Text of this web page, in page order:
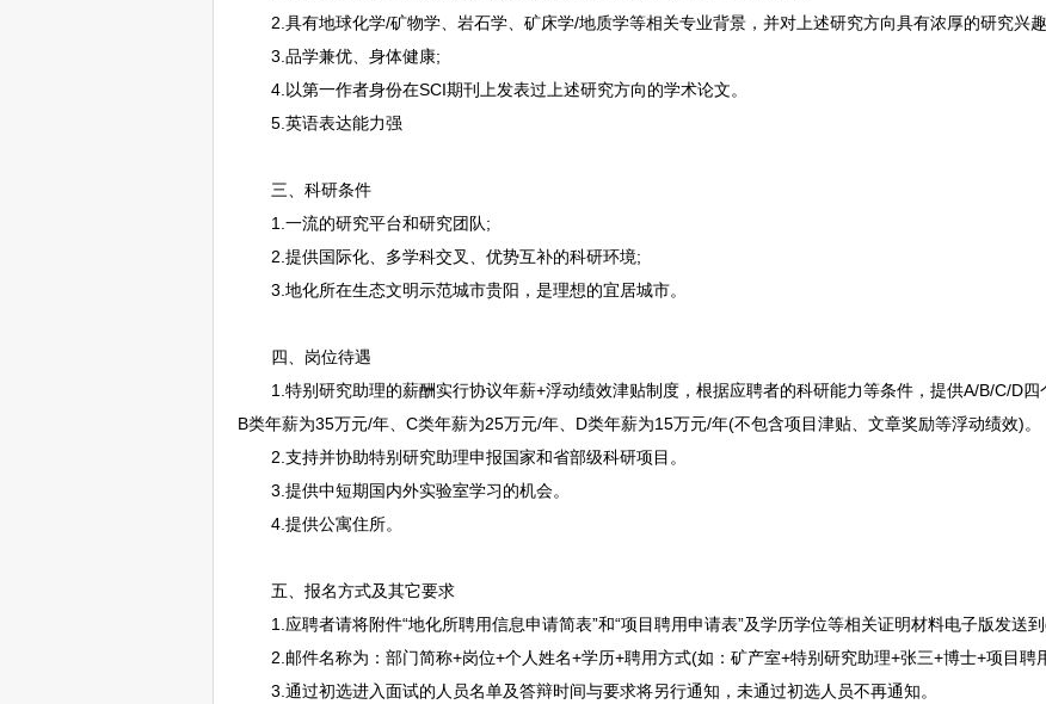
2.具有地球化学/矿物学、岩石学、矿床学/地质学等相关专业背景，并对上述研究方向具有浓厚的研究兴
3.品学兼优、身体健康;
4.以第一作者身份在SCI期刊上发表过上述研究方向的学术论文。
5.英语表达能力强
三、科研条件
1.一流的研究平台和研究团队;
2.提供国际化、多学科交叉、优势互补的科研环境;
3.地化所在生态文明示范城市贵阳 ，是理想的宜居城市。
四、岗位待遇
1.特别研究助理的薪酬实行协议年薪+浮动绩效津贴制度，根据应聘者的科研能力等条件，提供A/B/C/D四
B类年薪为35万元/年、C类年薪为25万元/年、D类年薪为15万元/年(不包含项目津贴、文章奖励等浮动绩效)。
2.支持并协助特别研究助理申报国家和省部级科研项目。
3.提供中短期国内外实验室学习的机会。
4.提供公寓住所。
五、报名方式及其它要求
1.应聘者请将附件“地化所聘用信息申请简表”和“项目聘用申请表”及学历学位等相关证明材料电子版发送到
2.邮件名称为：部门简称+岗位+个人姓名+学历+聘用方式(如：矿产室+特别研究助理+张三+博士+项目聘
3.通过初选进入面试的人员名单及答辩时间与要求将另行通知，未通过初选人员不再通知。